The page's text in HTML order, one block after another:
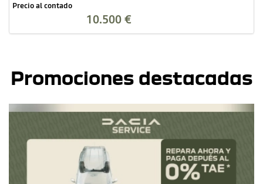
Precio al contado
10.500 €
Promociones destacadas